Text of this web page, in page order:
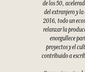
de los 50,
del extranjero y la
2016, todo un
relanzar la
enorgullece
proyectos y el
contribuido a